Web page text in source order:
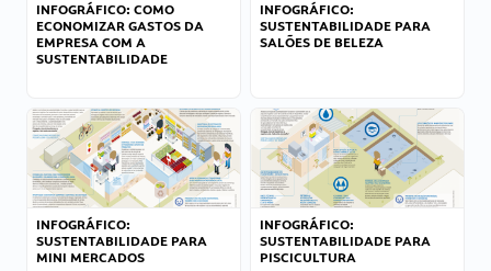
INFOGRÁFICO: COMO
ECONOMIZAR GASTOS DA
EMPRESA COM A
SUSTENTABILIDADE
INFOGRÁFICO:
SUSTENTABILIDADE PARA
SALÕES DE BELEZA
INFOGRÁFICO:
SUSTENTABILIDADE PARA
MINI MERCADOS
INFOGRÁFICO:
SUSTENTABILIDADE PARA
PISCICULTURA